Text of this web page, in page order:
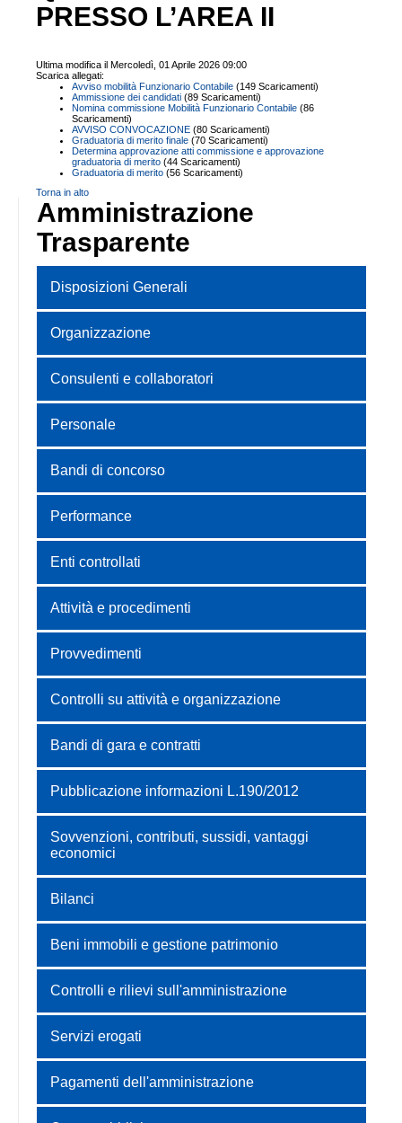
PRESSO L’AREA II
Ultima modifica il Mercoledì, 01 Aprile 2026 09:00
Scarica allegati:
Avviso mobilità Funzionario Contabile (149 Scaricamenti)
Ammissione dei candidati (89 Scaricamenti)
Nomina commissione Mobilità Funzionario Contabile (86
Scaricamenti)
AVVISO CONVOCAZIONE (80 Scaricamenti)
Graduatoria di merito finale (70 Scaricamenti)
Determina approvazione atti commissione e approvazione
graduatoria di merito (44 Scaricamenti)
Graduatoria di merito (56 Scaricamenti)
Torna in alto
Amministrazione
Trasparente
Disposizioni Generali
Organizzazione
Consulenti e collaboratori
Personale
Bandi di concorso
Performance
Enti controllati
Attività e procedimenti
Provvedimenti
Controlli su attività e organizzazione
Bandi di gara e contratti
Pubblicazione informazioni L.190/2012
Sovvenzioni, contributi, sussidi, vantaggi
economici
Bilanci
Beni immobili e gestione patrimonio
Controlli e rilievi sull'amministrazione
Servizi erogati
Pagamenti dell'amministrazione